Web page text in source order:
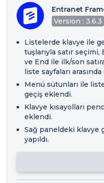
Entranet
Version : 3.6.3
Listelerde klavye ile
tuşlarıyla satır seçimi,
ve End ile ilk/son
liste sayfaları arasında
Menü sütunları ile
geçiş eklendi.
Klavye kısayolları
eklendi.
Sağ paneldeki klavye
yapıldı.